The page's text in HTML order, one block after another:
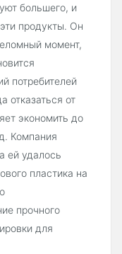
большего, и
продукты. Он
момент,
потребителей
отказаться от
экономить до
Компания
ей удалось
пластика на
прочного
для